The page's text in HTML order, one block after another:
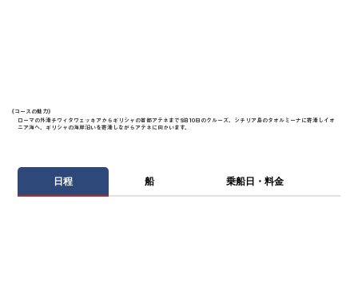
《​コースの魅力》
ローマの外港チヴィタヴェッキアからギリシャの首都アテネまで9泊10日のクルーズ。シチリア島のタオルミーナに寄港しイオ
ニア海へ。ギリシャの海岸沿いを寄港しながらアテネに向かいます。
日程 船 乗船日・料金